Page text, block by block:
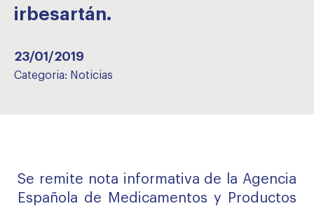
irbesartán.
23/01/2019
Categoria: Noticias
Se remite nota informativa de la Agencia
Española de Medicamentos y Productos